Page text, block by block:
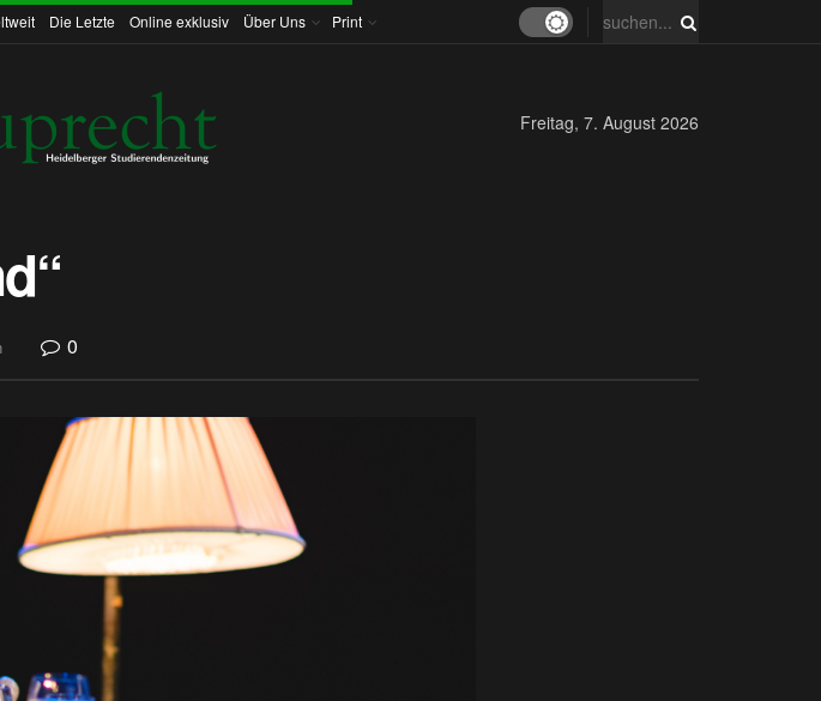
Die Letzte Online exklusiv Über Uns Print
Freitag, 7. August 2026
0